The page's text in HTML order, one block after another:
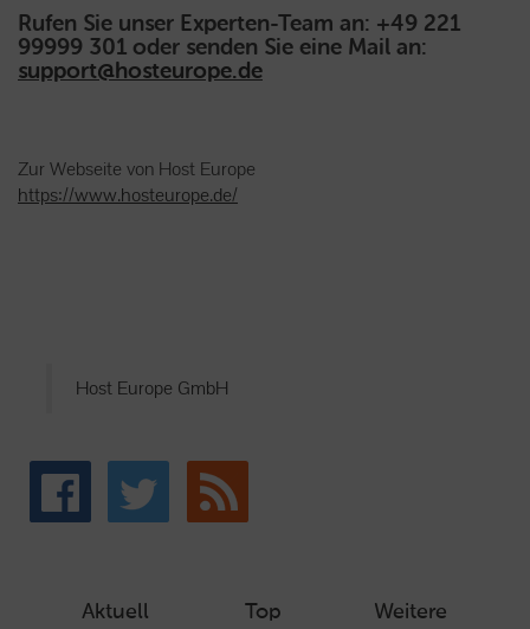
Rufen Sie unser Experten-Team an: +49 221
99999 301 oder senden Sie eine Mail an:
support@hosteurope.de
Zur Webseite von Host Europe
https://www.hosteurope.de/
Host Europe GmbH
Aktuell Top Weitere